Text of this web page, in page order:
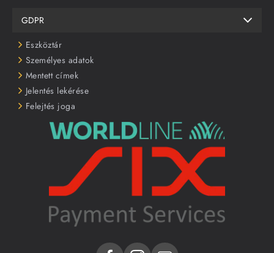
GDPR
Eszköztár
Személyes adatok
Mentett címek
Jelentés lekérése
Felejtés joga